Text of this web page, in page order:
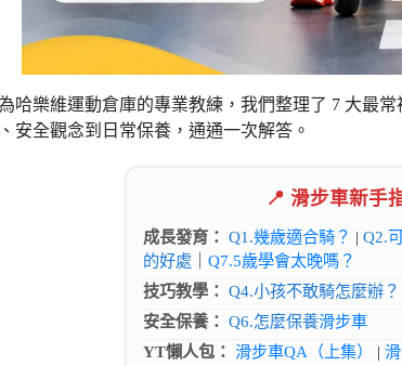
哈樂維運動倉庫的專業教練，我們整理了 7 大最
安全觀念到日常保養，通通一次解答。
📍 滑步車新手
成長發育： Q1.幾歲適合騎？ | Q2.
的好處｜ Q7.5歲學會太晚嗎？
技巧教學： Q4.小孩不敢騎怎麼辦？
安全保養： Q6.怎麼保養滑步車
YT懶人包： 滑步車QA（上集） |